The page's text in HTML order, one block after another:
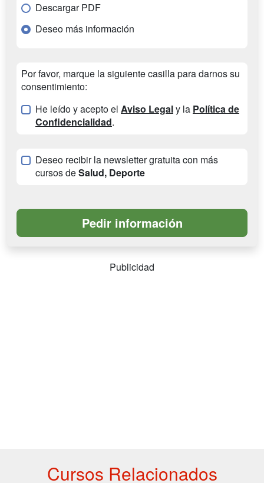
Descargar PDF
Deseo más información
Por favor, marque la siguiente casilla para darnos su
consentimiento:
He leído y acepto el Aviso Legaly la Política de
Confidencialidad.
Deseo recibir la newsletter gratuita con más
cursos deSalud, Deporte
Publicidad
Cursos Relacionados